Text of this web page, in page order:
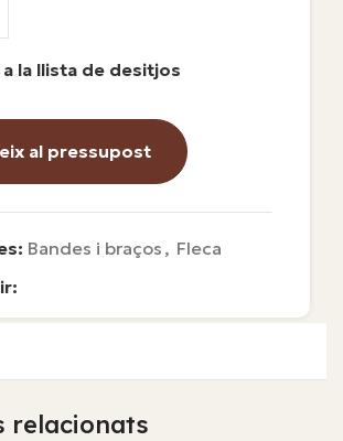
la llista de desitjos
al pressupost
Bandes i braços , Fleca
relacionats